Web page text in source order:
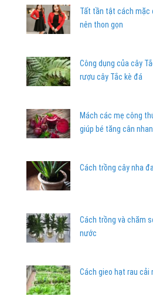
Tất tần tật cách mặc
nên thon gọn
Công dụng của cây
rượu cây Tắc kè đá
Mách các mẹ công
giúp bé tăng cân
Cách trồng cây nha
Cách trồng và chăm
nước
Cách gieo hạt rau cải